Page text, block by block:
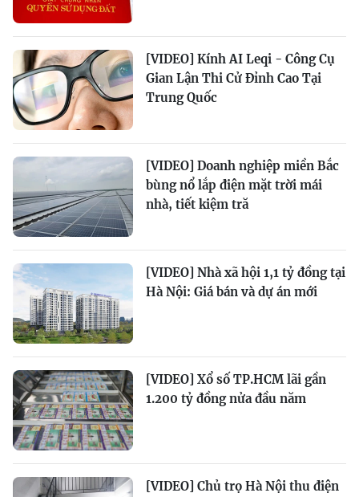
[VIDEO] Kính AI Leqi - Công Cụ
Gian Lận Thi Cử Đỉnh Cao Tại
Trung Quốc
[VIDEO] Doanh nghiệp miền Bắc
bùng nổ lắp điện mặt trời mái
nhà, tiết kiệm tră
[VIDEO] Nhà xã hội 1,1 tỷ đồng tại
Hà Nội: Giá bán và dự án mới
[VIDEO] Xổ số TP.HCM lãi gần
1.200 tỷ đồng nửa đầu năm
[VIDEO] Chủ trọ Hà Nội thu điện